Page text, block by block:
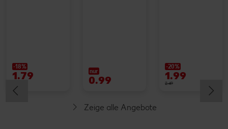
-18%
1.79 nur
0.99
-20%
1.99
2.49
Zeige alle Angebote